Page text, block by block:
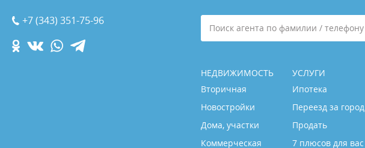
+7 (343) 351-75-96
Поиск агента по фамилии / телефону
НЕДВИЖИМОСТЬ
Вторичная
Новостройки
Дома, участки
Коммерческая
УСЛУГИ
Ипотека
Переезд за город
Продать
7 плюсов для вас